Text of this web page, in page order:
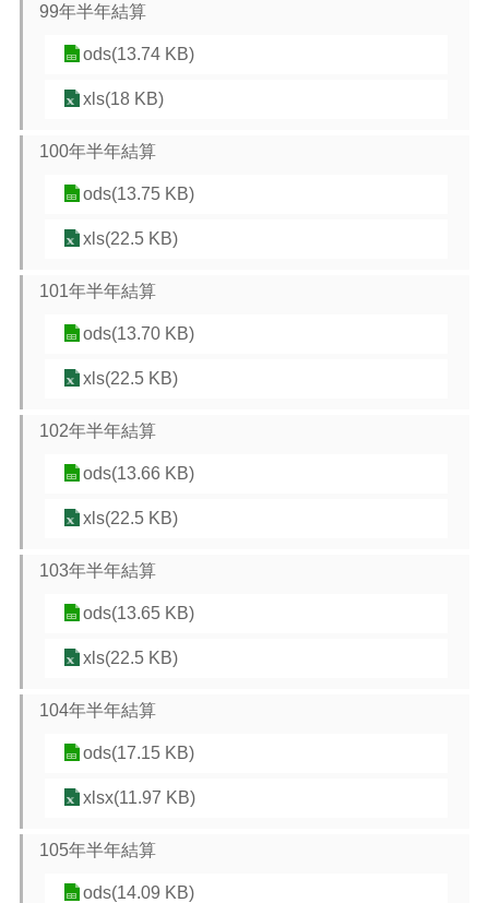
99年半年結算
ods(13.74 KB)
xls(18 KB)
100年半年結算
ods(13.75 KB)
xls(22.5 KB)
101年半年結算
ods(13.70 KB)
xls(22.5 KB)
102年半年結算
ods(13.66 KB)
xls(22.5 KB)
103年半年結算
ods(13.65 KB)
xls(22.5 KB)
104年半年結算
ods(17.15 KB)
xlsx(11.97 KB)
105年半年結算
ods(14.09 KB)